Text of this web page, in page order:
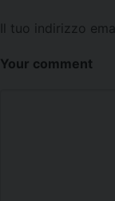
Il tuo indirizzo
Your comment